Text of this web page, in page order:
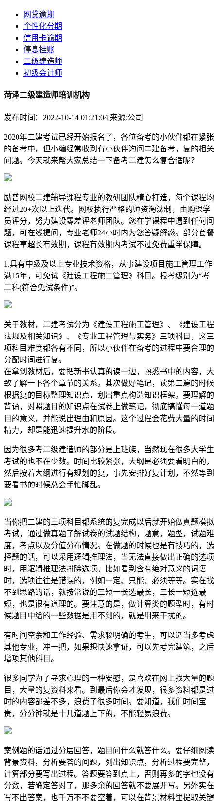
网贷逾期
个性化分期
信用卡逾期
停息挂账
二级建造师
初级会计师
菏泽二级建造师培训机构
发布时间：2022-10-14 01:21:04 来源:公司
2020年二建考试已经开始报名了，各位备考的小伙伴都在紧张
的备考中，但小编经常收到有小伙伴询问二建备考，复的相关
问题。今天就来帮大家总结一下备考二建怎么复合适呢？
励普网校二建辅导课程专业的教研团队精心打造，每个课程均
经过20+次以上迭代。网校执行严格的师资淘汰制，由购课学
员评分，努力建设零差评老师团队。您在学课程中遇到任何问
题，可在线提问，专业老师24小时内为您答疑解惑。部分套餐
课程享超长有效期，课程有效期内考试不过免费重学保障。
1.具有中级及以上专业技术资格，从事建设项目施工管理工作
满15年，可免试《建设工程施工管理》科目。报考级别为“考
二科(符合免试条件)”。
关于教材，二建考试分为《建设工程施工管理》、《建设工程
法规及相关知识》、《专业工程管理与实务》三项科目，这三
项科目难度都各有不同，所以小伙伴在备考的过程中要合理的
分配时间进行复。
在拿到教材后，要把新书认真的读一边，熟悉书中的内容，大
致了解一下各个章节的关系。其次做好笔记，读第二遍的时候
根据复的目标整理知识点，划出重点构造知识框架。要理解的
背诵，对照题目的知识点在试卷上做笔记，彻底搞懂每一道题
目的意义，并能说出理由和原因。这个过程会花费大量的时间
精力，却是能迅速提升水的阶段。
因为很多考二级建造师的部分是上班族，当然现在很多大学生
考试的也不在少数。时间比较紧张，大纲是必须要看明白的，
然后按着大纲进行有规划的复，事先安排好复计划，不然等到
要看书的时候总会手忙脚乱。
当你把二建的三项科目都系统的复完成以后就开始做真题模拟
考试，通过做真题了解试卷的试题结构，题意，题型，试题难
度，考点以及分值分布情况。在做题的时候也是有技巧的，选
择题的话，可以采用逻辑推理法，当无法直接做出正确的选项
时，用逻辑推理法排除选项。比如看到含有绝对意义的词语
时，选项往往是错误的，例如一定、只能、必须等等。实在找
不到思路的话，就按常说的三短一长选最长，三长一短选最
短，也是很有道理的。要注意的是，做计算类的题型时，有时
候题目中给的一些数据是用不到的，就是用来干扰的。
有时间空余和工作经验、需求较明确的考生，可以适当多考虑
其他专业，冲一把，如果想快速拿证，可以先考完建筑，之后
增项其他科目。
很多同学为了寻求心理的一种安慰，是喜欢在网上找大量的题
目，大量的复资料来看。到最后你会才发现，很多资料都是过
时的内容都差不多，浪费了很多时间。要知道，我们时间宝
贵，分分钟就是十几道题上下的，不能轻易浪费。
案例题的话通过分层回答，题目问什么就答什么。要仔细阅读
背景资料，分析要答的问题，列出知识点，分析过程要完整，
计算部分要写出过程。答题要答到点上，否则再多的字也没有
分数，若确定答对了，那多余的回答就不要展开写。另外实在
写不出答案，也千万不不要空着，可以在背景材料里提取关键